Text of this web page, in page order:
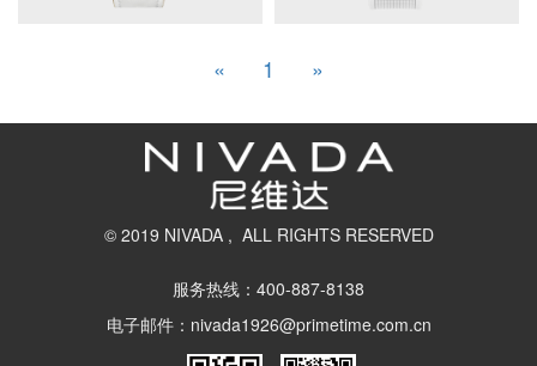
« 1 »
© 2019 NIVADA , ALL RIGHTS RESERVED
服务热线：400-887-8138
电子邮件：nivada1926@primetime.com.cn